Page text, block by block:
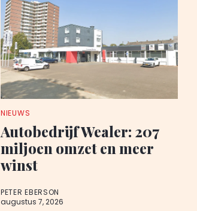
NIEUWS
Autobedrijf Wealer: 207
miljoen omzet en meer
winst
PETER EBERSON
augustus 7, 2026